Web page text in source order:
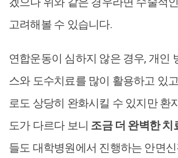
고려해볼 수 있습니다.
연합운동이 심하지 않은 경우, 개인
스와 도수치료를 많이 활용하고 있
로도 상당히 완화시킬 수 있지만 환
도가 다르다 보니 조금 더 완벽한 치
들도 대학병원에서 진행하는 안면